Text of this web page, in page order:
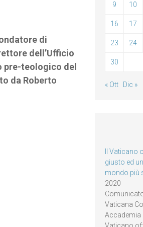
di
dell’Ufficio
pre-teologico del
da Roberto
9 10
16 17
23 24
30
« Ott Dic »
Il Vaticano
giusto ed
mondo più
2020
Vaticana
Accademia